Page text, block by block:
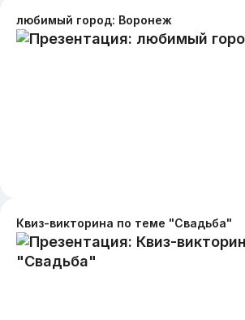
любимый город: Воронеж
Квиз-викторина по теме "Свадьба"